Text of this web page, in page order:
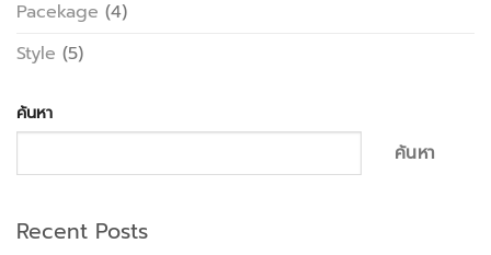
Pacekage (4)
Style (5)
ค้นหา
ค้นหา
Recent Posts